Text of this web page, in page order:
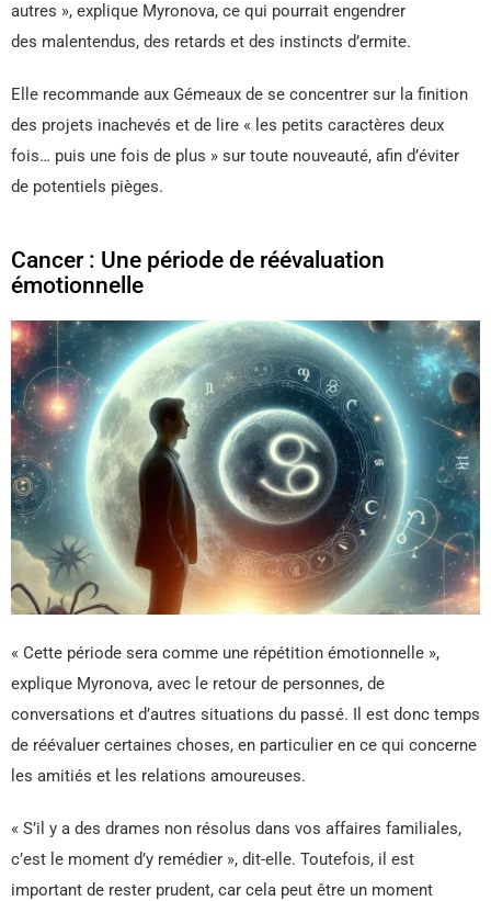
autres », explique Myronova, ce qui pourrait engendrer
des malentendus, des retards et des instincts d’ermite.
Elle recommande aux Gémeaux de se concentrer sur la finition
des projets inachevés et de lire « les petits caractères deux
fois… puis une fois de plus » sur toute nouveauté, afin d’éviter
de potentiels pièges.
Cancer : Une période de réévaluation
émotionnelle
« Cette période sera comme une répétition émotionnelle »,
explique Myronova, avec le retour de personnes, de
conversations et d’autres situations du passé. Il est donc temps
de réévaluer certaines choses, en particulier en ce qui concerne
les amitiés et les relations amoureuses.
« S’il y a des drames non résolus dans vos affaires familiales,
c’est le moment d’y remédier », dit-elle. Toutefois, il est
important de rester prudent, car cela peut être un moment